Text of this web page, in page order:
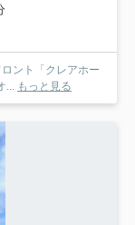
ント「クレアホー
にオ... もっと見る